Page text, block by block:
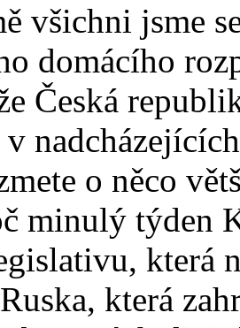
všichni jsme
domácího
Česká
o něco
minulý týden
která
která